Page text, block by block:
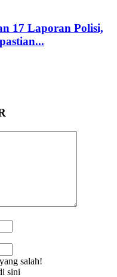
17 Laporan Polisi,
salah!
sini